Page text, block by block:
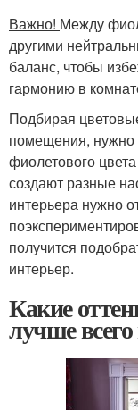
Важно! Между
другими
баланс, чтобы
гармонию в
Подбирая
помещения, нужно
фиолетового
создают разные
интерьера нужно
получится
интерьер.
Какие
лучше